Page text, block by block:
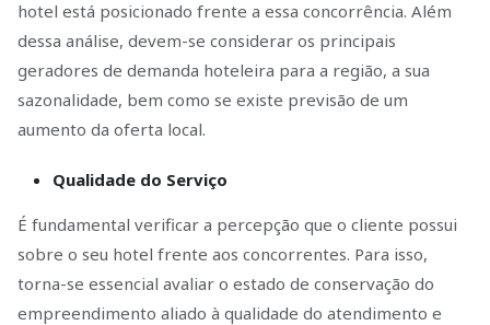
hotel está posicionado frente a essa concorrência. Além
dessa análise, devem-se considerar os principais
geradores de demanda hoteleira para a região, a sua
sazonalidade, bem como se existe previsão de um
aumento da oferta local.
Qualidade do Serviço
É fundamental verificar a percepção que o cliente possui
sobre o seu hotel frente aos concorrentes. Para isso,
torna-se essencial avaliar o estado de conservação do
empreendimento aliado à qualidade do atendimento e